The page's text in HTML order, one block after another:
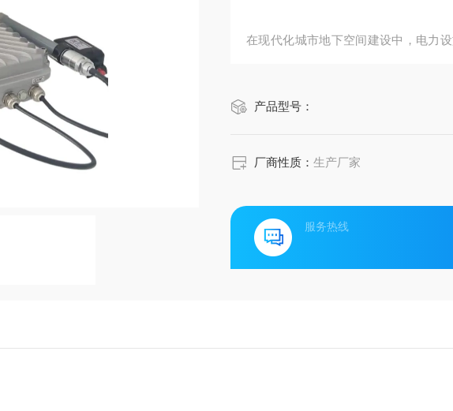
在现代化城市地下空间建设中，电力
术与数据分析，为地下电力设施构建起
产品型号：
厂商性质：生产厂家
服务热线